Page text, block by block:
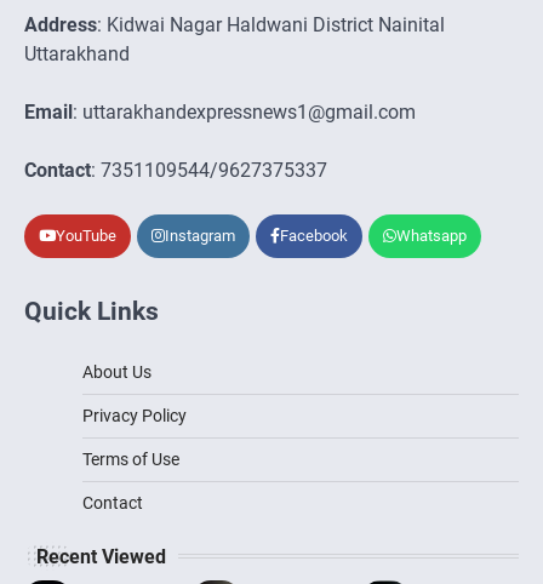
Address: Kidwai Nagar Haldwani District Nainital
Uttarakhand
Email: uttarakhandexpressnews1@gmail.com
Contact: 7351109544/9627375337
YouTube Instagram Facebook Whatsapp
Quick Links
About Us
Privacy Policy
Terms of Use
Contact
Recent Viewed